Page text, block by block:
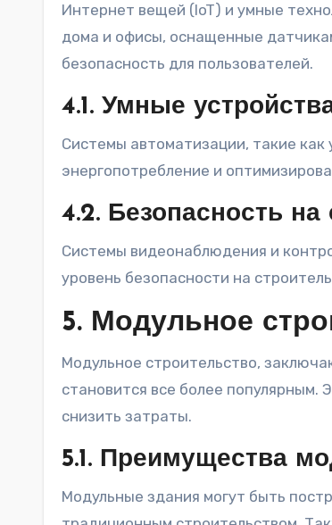
Интернет вещей (IoT) и умные
дома и офисы, оснащенные
безопасность для пользователей.
4.1. Умные
Системы автоматизации, такие
энергопотребление и
4.2. Безопасность
Системы видеонаблюдения и
уровень безопасности на
5. Модульное
Модульное строительство,
становится все более популярным.
снизить затраты.
5.1. Преимущества
Модульные здания могут быть